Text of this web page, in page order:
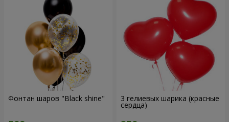
Фонтан шаров "Black shine" 3 гелиевых шарика (красные
сердца)